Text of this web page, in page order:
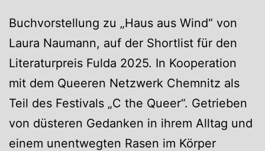
Buchvorstellung zu „Haus aus Wind“ von
Laura Naumann, auf der Shortlist für den
Literaturpreis Fulda 2025. In Kooperation
mit dem Queeren Netzwerk Chemnitz als
Teil des Festivals „C the Queer“. Getrieben
von düsteren Gedanken in ihrem Alltag und
einem unentwegten Rasen im Körper